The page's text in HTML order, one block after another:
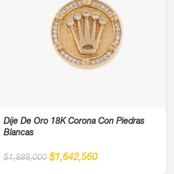
Dije De Oro 18K Corona Con Piedras
Blancas
$1,888,000 $1,642,560